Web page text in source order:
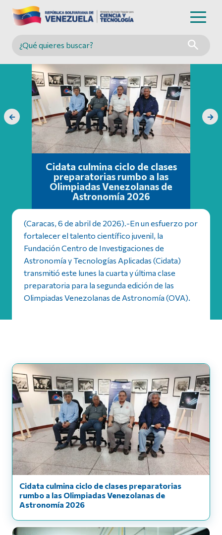
Buscar en MINCYT
← →
Cidata culmina ciclo de clases
preparatorias rumbo a las
Olimpiadas Venezolanas de
Astronomía 2026
(Caracas, 6 de abril de 2026).-En un esfuerzo por
fortalecer el talento científico juvenil, la
Fundación Centro de Investigaciones de
Astronomía y Tecnologías Aplicadas (Cidata)
transmitió este lunes la cuarta y última clase
preparatoria para la segunda edición de las
Olimpiadas Venezolanas de Astronomía (OVA).
Cidata culmina ciclo de clases preparatorias
rumbo a las Olimpiadas Venezolanas de
Astronomía 2026